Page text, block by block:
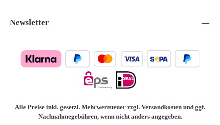
Newsletter
Alle Preise inkl. gesetzl. Mehrwertsteuer zzgl. Versandkosten und ggf.
Nachnahmegebühren, wenn nicht anders angegeben.